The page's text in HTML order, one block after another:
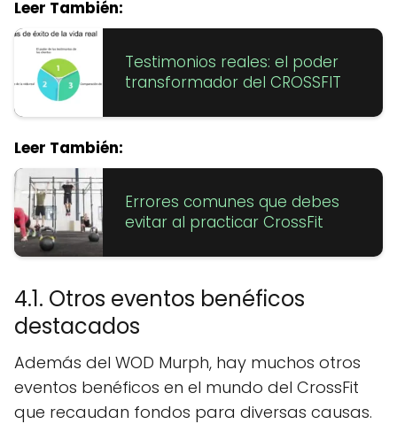
Leer También:
Testimonios reales: el poder
transformador del CROSSFIT
Leer También:
Errores comunes que debes
evitar al practicar CrossFit
4.1. Otros eventos benéficos
destacados
Además del WOD Murph, hay muchos otros
eventos benéficos en el mundo del CrossFit
que recaudan fondos para diversas causas.